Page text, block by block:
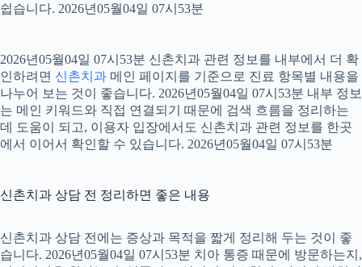
쉽습니다. 2026년05월04일 07시53분
2026년05월04일 07시53분 신촌치과 관련 정보를 내부에서 더 확
인하려면 신촌치과 메인 페이지를 기준으로 진료 항목별 내용을
나누어 보는 것이 좋습니다. 2026년05월04일 07시53분 내부 정보
는 메인 키워드와 직접 연결되기 때문에 검색 흐름을 정리하는
데 도움이 되고, 이용자 입장에서도 신촌치과 관련 정보를 한곳
에서 이어서 확인할 수 있습니다. 2026년05월04일 07시53분
신촌치과 상담 전 정리하면 좋은 내용
신촌치과 상담 전에는 증상과 목적을 짧게 정리해 두는 것이 좋
습니다. 2026년05월04일 07시53분 치아 통증 때문에 방문하는지,